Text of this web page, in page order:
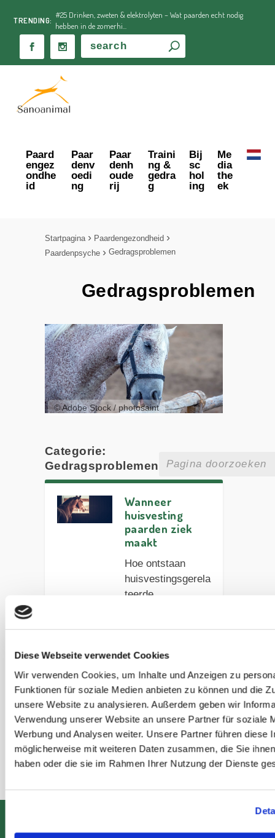
Diese Webseite verwendet Cookies
Wir verwenden Cookies, um Inhalte und Anzeigen zu
Funktionen für soziale Medien anbieten zu können und die
unsere Website zu analysieren. Außerdem geben wir
Verwendung unserer Website an unsere Partner für soziale
Werbung und Analysen weiter. Unsere Partner führen diese
möglicherweise mit weiteren Daten zusammen, die Sie
haben oder die sie im Rahmen Ihrer Nutzung der Dienste
TRENDING:
#25 Drinken, zweten & elektrolyten – Wat paarden echt nodig
hebben in de zomerhi...
Paard
engez
ondhe
id
Paar
denv
oedi
ng
Paar
denh
oude
rij
Traini
ng &
gedra
g
Bij
sc
hol
ing
Me
dia
the
ek
Startpagina
Paardengezondheid
Paardenpsyche
Gedragsproblemen
Gedragsproblemen
© Adobe Stock / photosaint
Categorie:
Gedragsproblemen
Wanneer
huisvesting
paarden ziek
maakt
Hoe ontstaan
huisvestingsgerela
teerde
huisvestingsfouten
tot stereotypieën,
koliek en
luchtwegprobleme
n leiden.
Artikel lezen